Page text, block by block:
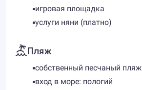
игровая площадка
услуги няни (платно)
Пляж
собственный песчаный пляж
вход в море: пологий